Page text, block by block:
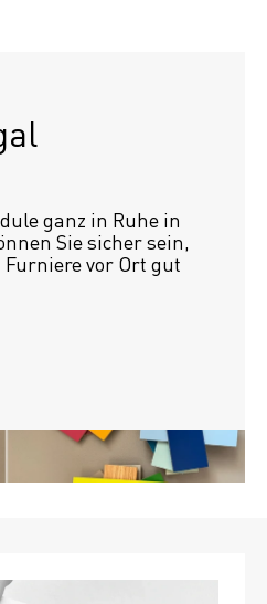
ganz in Ruhe in
Sie sicher sein,
vor Ort gut